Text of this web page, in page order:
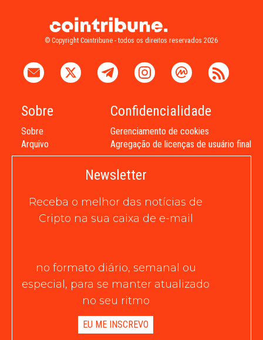
© Copyright Cointribune - todos os direitos reservados 2026
Sobre
Sobre
Arquivo
Confidencialidade
Gerenciamento de cookies
Agregação de licenças de usuário final
Newsletter
Receba o melhor das notícias de
Cripto na sua caixa de e-mail
no formato diário, semanal ou
especial, para se manter atualizado
no seu ritmo
EU ME INSCREVO